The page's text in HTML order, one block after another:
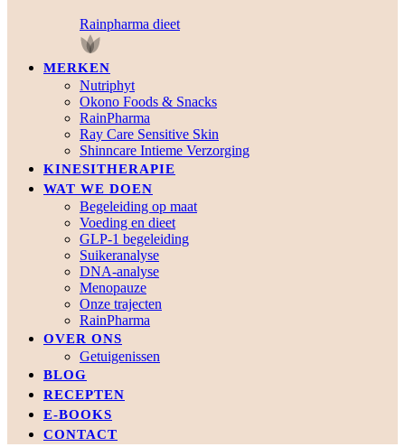
Rainpharma dieet
MERKEN
Nutriphyt
Okono Foods & Snacks
RainPharma
Ray Care Sensitive Skin
Shinncare Intieme Verzorging
KINESITHERAPIE
WAT WE DOEN
Begeleiding op maat
Voeding en dieet
GLP-1 begeleiding
Suikeranalyse
DNA-analyse
Menopauze
Onze trajecten
RainPharma
OVER ONS
Getuigenissen
BLOG
RECEPTEN
E-BOOKS
CONTACT